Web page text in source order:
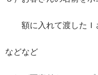
額に入れて渡したＩ
などなど